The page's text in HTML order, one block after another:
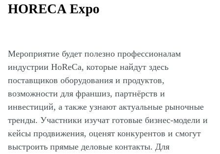
HORECA Expo
Мероприятие будет полезно профессионалам
индустрии HoReCa, которые найдут здесь
поставщиков оборудования и продуктов,
возможности для франшиз, партнёрств и
инвестиций, а также узнают актуальные рыночные
тренды. Участники изучат готовые бизнес-модели и
кейсы продвижения, оценят конкурентов и смогут
выстроить прямые деловые контакты. Для